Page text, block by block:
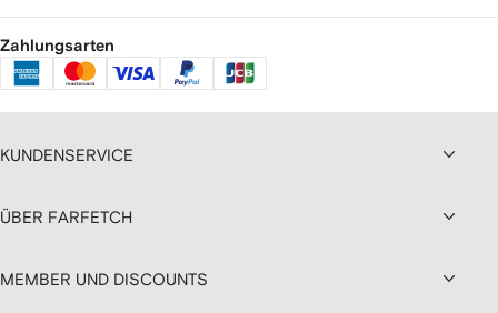
Zahlungsarten
KUNDENSERVICE
ÜBER FARFETCH
MEMBER UND DISCOUNTS